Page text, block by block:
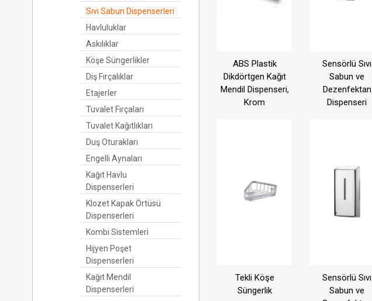
Sıvı Sabun Dispenserleri
Havluluklar
Askılıklar
Köşe Süngerlikler
Diş Fırçalıklar
Etajerler
Tuvalet Fırçaları
Tuvalet Kağıtlıkları
Duş Oturakları
Engelli Aynaları
Kağıt Havlu
Dispenserleri
Klozet Kapak Örtüsü
Dispenserleri
Kombi Sistemleri
Hijyen Poşet
Dispenserleri
Kağıt Mendil
Dispenserleri
ABS Plastik
Dikdörtgen Kağıt
Mendil Dispenseri,
Krom
Sensörlü Sıvı
Sabun ve
Dezenfektan
Dispenseri
Tekli Köşe
Süngerlik
Sensörlü Sıvı
Sabun ve